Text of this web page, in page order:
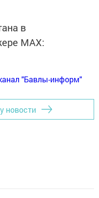
в
MАХ:
"Бавлы-информ"
новости